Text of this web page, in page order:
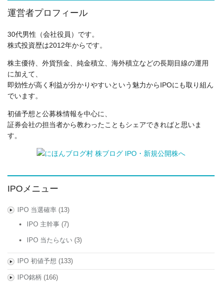
運営者プロフィール
30代男性（会社役員）です。
株式投資歴は2012年からです。
株主優待、外貨預金、純金積立、海外積立などの長期目線の運用
に加えて、
即効性が高く利益が分かりやすいという魅力からIPOにも取り組ん
でいます。
初値予想と公募株情報を中心に、
証券会社の担当者から教わったこともシェアできればと思いま
す。
IPOメニュー
IPO 当選確率(13)
IPO 主幹事 (7)
IPO 当たらない (3)
IPO 初値予想 (133)
IPO銘柄 (166)